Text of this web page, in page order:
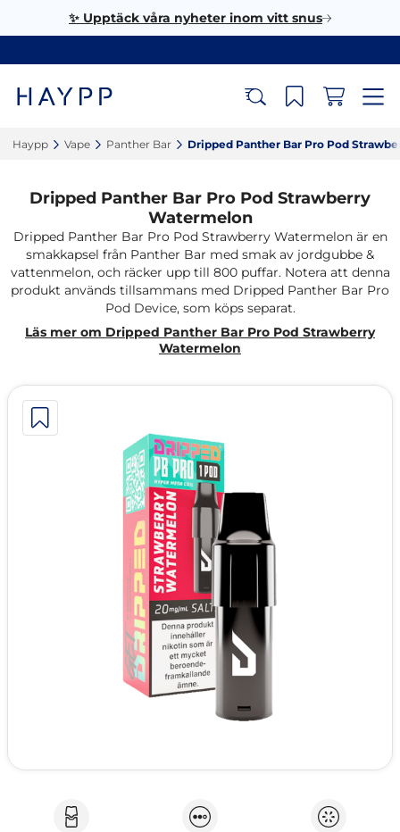
✨ Upptäck våra nyheter inom vitt snus
Haypp‎ Vape‎ Panther Bar‎ Dripped Panther Bar Pro Pod
Dripped Panther Bar Pro Pod Strawberry
Watermelon
Dripped Panther Bar Pro Pod Strawberry Watermelon är en
smakkapsel från Panther Bar med smak av jordgubbe &
vattenmelon, och räcker upp till 800 puffar. Notera att denna
produkt används tillsammans med Dripped Panther Bar Pro
Pod Device, som köps separat.
Läs mer om Dripped Panther Bar Pro Pod Strawberry
Watermelon